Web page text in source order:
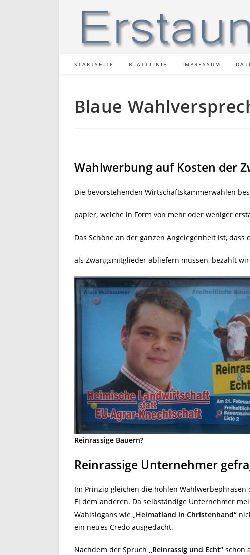
STARTSEITE BLATTLINIE IMPRESSUM
Blaue
Wahlwerbung auf Kosten der
Die bevorstehenden Wirtschaftskammerwahlen
papier, welche in Form von mehr oder weniger
Das Schöne an der ganzen Angelegenheit ist,
als Zwangsmitglieder abliefern müssen, bezahlt
Reinrassige Bauern?
Reinrassige Unternehmer
Im Prinzip gleichen die hohlen
Ei dem anderen. Da selbständige Unternehmer
Wahlslogans wie „Heimatland in Christenhand“
ein neues Credo ausgedacht.
Nachdem der Spruch „Reinrassig und Echt“ schon